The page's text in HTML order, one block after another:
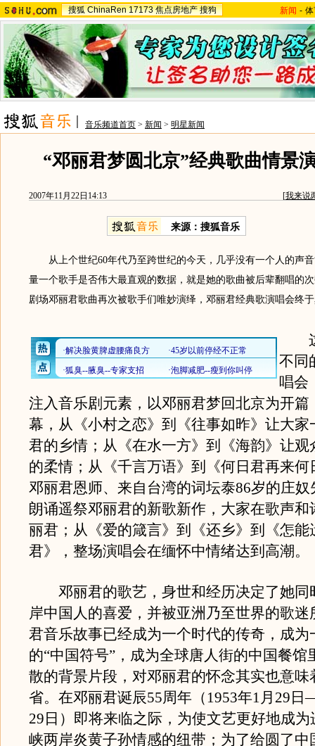
搜狐 ChinaRen 17173 焦点房地产 搜狗 新闻 -
音乐频道首页 > 新闻 > 明星新闻
“邓丽君梦圆北京”经典歌曲情景
2007年11月22日14:13 [我来说
来源：搜狐音乐
从上个世纪60年代乃至跨世纪的今天，几乎没有一个人的声音
量一个歌手是否伟大最直观的数据，就是她的歌曲被后辈翻唱的
剧场邓丽君歌曲再次被歌手们唯妙演绎，邓丽君经典歌演唱会终
这
不同
唱会
注入音乐剧元素，以邓丽君梦回北京为开篇
幕，从《小村之恋》到《往事如昨》让大家
君的乡情；从《在水一方》到《海韵》让观
的柔情；从《千言万语》到《何日君再来何
邓丽君恩师、来自台湾的词坛泰86岁的庄
朗诵遥祭邓丽君的新歌新作，大家在歌声和
丽君；从《爱的箴言》到《还乡》到《怎能
君》，整场演唱会在缅怀中情绪达到高潮。
邓丽君的歌艺，身世和经历决定了她同
岸中国人的喜爱，并被亚洲乃至世界的歌迷
君音乐故事已经成为一个时代的传奇，成为
的“中国符号”，成为全球唐人街的中国餐馆
散的背景片段，对邓丽君的怀念其实也意味
省。在邓丽君诞辰55周年（1953年1月29日
29日）即将来临之际，为使文艺更好地成
峡两岸炎黄子孙情感的纽带；为了给圆了中